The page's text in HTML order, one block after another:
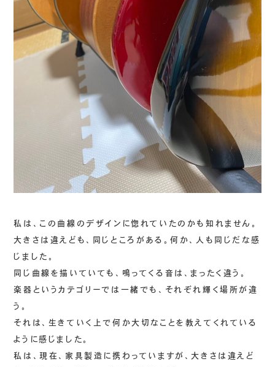
私は、この曲線のデザインに惚れていたのかも知れません。
大きさは違えども、同じところがある。何か、人も同じだな感
じました。
同じ曲線を描いていても、鳴ってくる音は、まったく違う。
楽器というカテゴリーでは一緒でも、それぞれ輝く場所が違
う。
それは、生きていく上で何か大切なことを教えてくれている
ように感じました。
私は、現在、家具製造に携わっていますが、大きさは違えど